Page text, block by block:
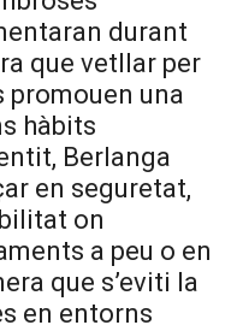
durant
que vetllar per
promouen una
hàbits
Berlanga
en seguretat,
on
a peu o en
que s’eviti la
en entorns